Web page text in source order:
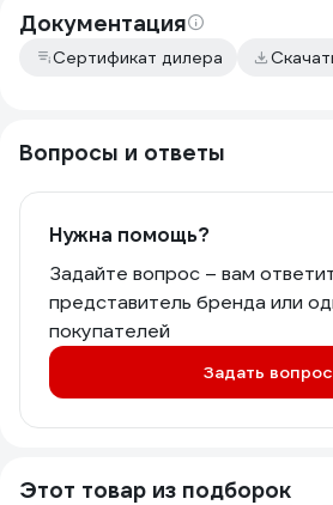
Документация
Сертификат дилера
Вопросы и ответы
Нужна помощь?
Задайте вопрос – вам
представитель бренда или
покупателей
Задать вопрос
Этот товар из подборок